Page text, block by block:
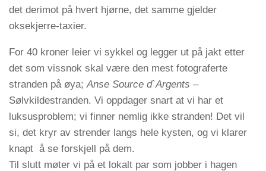
det derimot på hvert hjørne, det samme gjelder
oksekjerre-taxier.
For 40 kroner leier vi sykkel og legger ut på jakt etter
det som vissnok skal være den mest fotograferte
stranden på øya; Anse Source d`Argents –
Sølvkildestranden. Vi oppdager snart at vi har et
luksusproblem; vi finner nemlig ikke stranden! Det vil
si, det kryr av strender langs hele kysten, og vi klarer
knapt å se forskjell på dem.
Til slutt møter vi på et lokalt par som jobber i hagen